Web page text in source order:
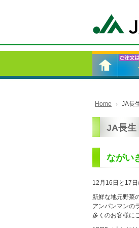
Home JA長
JA長生
ながい
12月16日と17日
新鮮な地元野菜
アンパンマンの
多くのお客様に